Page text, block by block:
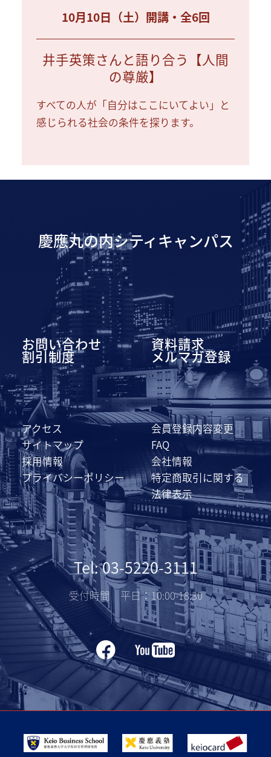
10月10日（土）開講・全6回
井手英策さんと語り合う【人間
の尊厳】
すべての人が「自分はここにいてよい」と
感じられる社会の条件を探ります。
慶應丸の内シティキャンパス
お問い合わせ 資料請求
割引制度 メルマガ登録
アクセス
会員登録内容変更
サイトマップ
FAQ
採用情報
会社情報
プライバシーポリシー
特定商取引に関する
法律表示
Tel: 03-5220-3111
受付時間 平日：10:00-18:30